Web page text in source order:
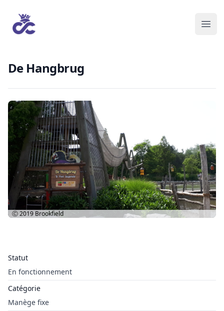
De Hangbrug
Statut
En fonctionnement
Catégorie
Manège fixe
Ⓒ 2019 Brookfield